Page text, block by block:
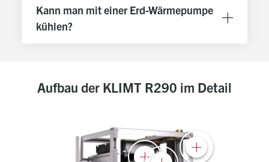
Kann man mit einer Erd-Wärmepumpe
kühlen?
Aufbau der KLIMT R290 im Detail